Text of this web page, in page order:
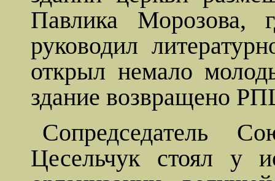
Павлика Морозова,
руководил
открыл немало
здание возвращено
Сопредседатель
Цесельчукстоял у